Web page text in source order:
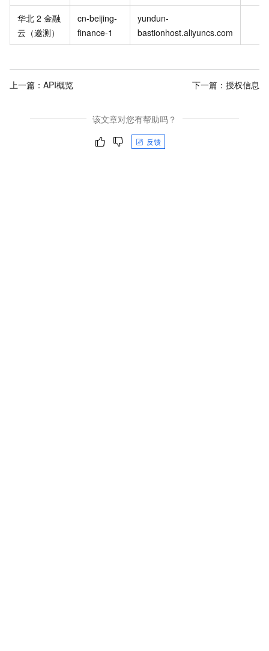
华北 2 金融
云（邀测）
cn-beijing-
finance-1
yundun-
bastionhost.aliyuncs.com
上一篇： API概览 下一篇： 授权信息
该文章对您有帮助吗？
反馈